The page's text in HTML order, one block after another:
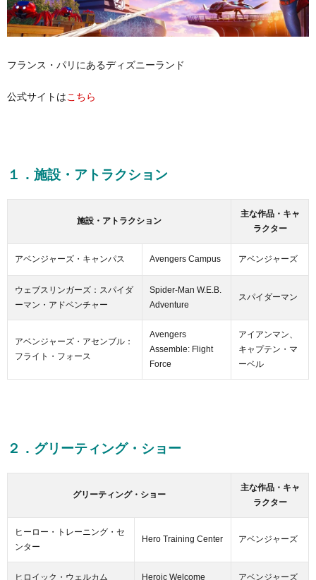
フランス・パリにあるディズニーランド
公式サイトは こちら
１．施設・アトラクション
施設・アトラクション
主な作品・キャ
ラクター
アベンジャーズ・キャンパス Avengers Campus アベンジャーズ
ウェブスリンガーズ：スパイダ
ーマン・アドベンチャー
Spider-Man W.E.B.
Adventure
スパイダーマン
アベンジャーズ・アセンブル：
フライト・フォース
Avengers
Assemble: Flight
Force
アイアンマン、
キャプテン・マ
ーベル
２．グリーティング・ショー
グリーティング・ショー
主な作品・キャ
ラクター
ヒーロー・トレーニング・セ
ンター
Hero Training Center アベンジャーズ
ヒロイック・ウェルカム Heroic Welcome アベンジャーズ